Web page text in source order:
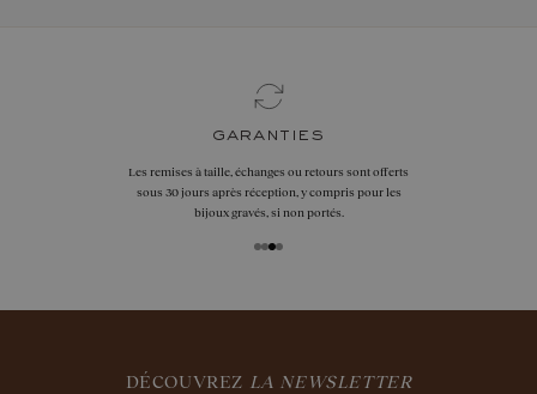
garanties
Les remises à taille, échanges ou retours sont offerts
sous 30 jours après réception, y compris pour les
bijoux gravés, si non portés.
DÉCOUVREZ LA NEWSLETTER